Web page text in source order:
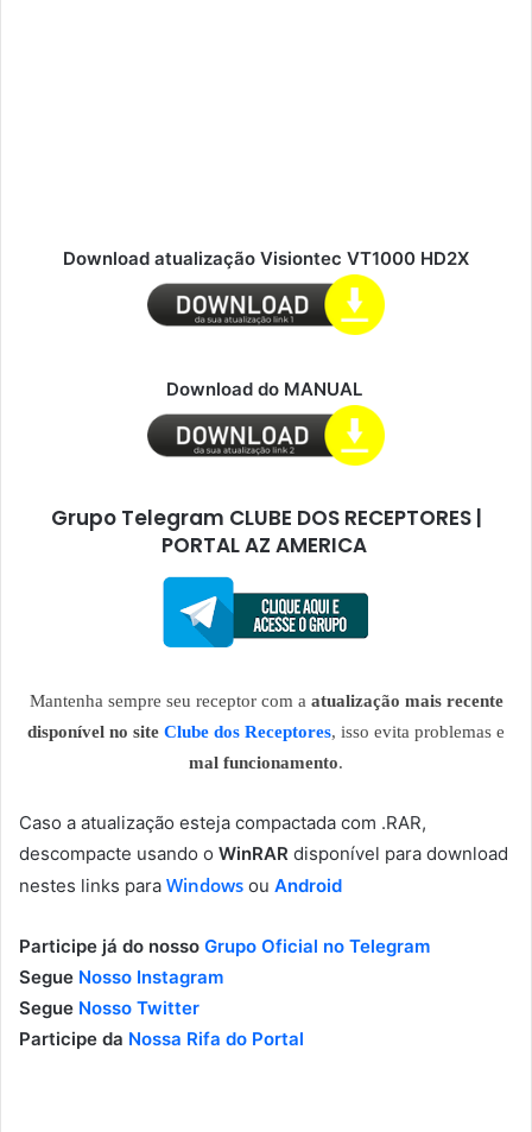
Download atualização Visiontec VT1000 HD2X
Download do MANUAL
Grupo Telegram CLUBE DOS RECEPTORES |
PORTAL AZ AMERICA
Mantenha sempre seu receptor com a atualização mais recente
disponível no site Clube dos Receptores, isso evita problemas e
mal funcionamento.
Caso a atualização esteja compactada com .RAR,
descompacte usando o WinRAR disponível para download
nestes links para Windows ou Android
Participe já do nosso Grupo Oficial no Telegram
Segue Nosso Instagram
Segue Nosso Twitter
Participe da Nossa Rifa do Portal